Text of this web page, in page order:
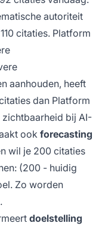
autoriteit
citaties. Platform
aanhouden, heeft
dan Platform
bij AI-
ook forecasting
wil je 200 citaties
(200 - huidig
Zo worden
doelstelling